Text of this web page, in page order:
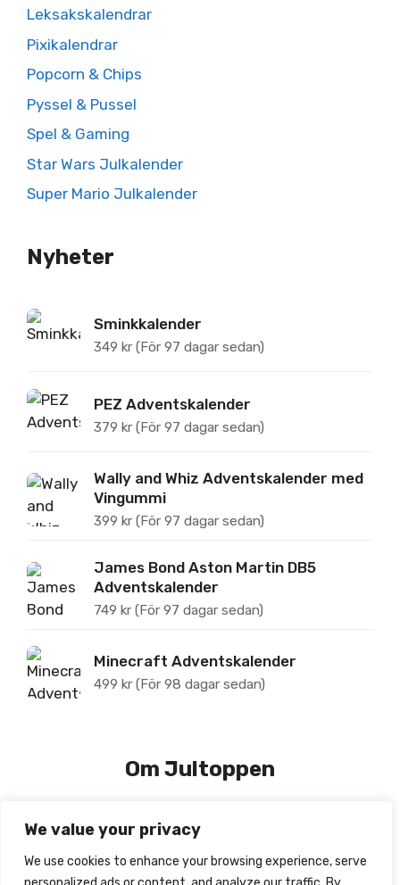
We value your privacy
We use cookies to enhance your browsing experience, serve
Leksakskalendrar
Pixikalendrar
Popcorn & Chips
Pyssel & Pussel
Spel & Gaming
Star Wars Julkalender
Super Mario Julkalender
Nyheter
Sminkkalender
349 kr (För 97 dagar sedan)
PEZ Adventskalender
379 kr (För 97 dagar sedan)
Wally and Whiz Adventskalender med
Vingummi
399 kr (För 97 dagar sedan)
James Bond Aston Martin DB5
Adventskalender
749 kr (För 97 dagar sedan)
Minecraft Adventskalender
499 kr (För 98 dagar sedan)
Om Jultoppen
Jultoppen.se tipsar om, prisjämför och recenserar
julkalendrar för barn.